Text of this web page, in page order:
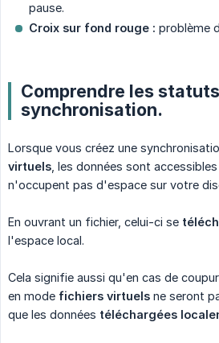
pause.
Croix sur fond rouge : problème
Comprendre les
synchronisation.
Lorsque vous créez une
virtuels , les données sont
n'occupent pas d'espace sur votre
En ouvrant un fichier, celui-ci se
l'espace local.
Cela signifie aussi qu'en cas de
en mode fichiers virtuels ne seront
que les données téléchargées